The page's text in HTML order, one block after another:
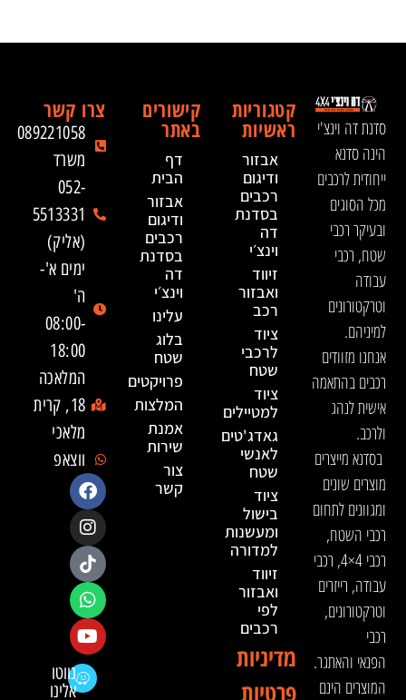
סדנת דה וינצ'י
הינה סדנא
ייחודית לרכבים
מכל הסוגים
ובעיקר רכבי
שטח, רכבי
עבודה
וטרקטורונים
למיניהם.
אנחנו מזוודים
רכבים בהתאמה
אישית לנהג
ולרכב.
בסדנא מייצרים
מוצרים שונים
ומגוונים לתחום
רכבי השטח,
רכבי 4×4, רכבי
עבודה, רייזרים
וטרקטורונים,
רכבי
הפנאי והאתגר.
המוצרים הינם
קטגוריות
ראשיות
אבזור
ודיגום
רכבים
בסדנת
דה
וינצ׳י
זיווד
ואבזור
רכב
ציוד
לרכבי
שטח
ציוד
למטיילים
גאדג'טים
לאנשי
שטח
ציוד
בישול
ומעשנות
למדורה
זיווד
ואבזור
לפי
רכבים
מדיניות
פרטיות
קישורים
באתר
דף
הבית
אבזור
ודיגום
רכבים
בסדנת
דה
וינצ׳י
עלינו
בלוג
שטח
פרויקטים
המלצות
אמנת
שירות
צור
קשר
צרו קשר
089221058
משרד
052-
5513331
(אליק)
ימים א'-
ה'
08:00-
18:00
המלאכה
18, קרית
מלאכי
ווצאפ
נווטו
אלינו